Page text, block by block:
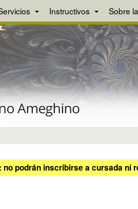
Instructivos Sobre
podrán inscribirse a cursada ni